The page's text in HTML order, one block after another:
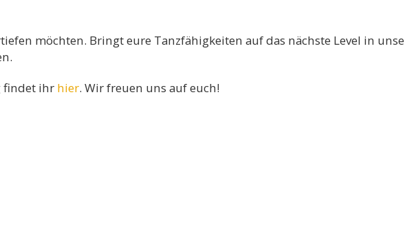
möchten. Bringt eure Tanzfähigkeiten auf das nächste Level in
findet ihr hier. Wir freuen uns auf euch!